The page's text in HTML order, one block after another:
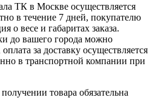
ТК в Москве осуществляется
в течение 7 дней, покупателю
о весе и габаритах заказа.
до вашего города можно
за доставку осуществляется
в транспортной компании при
товара обязательна